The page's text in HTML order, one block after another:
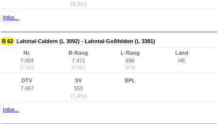
(8,3%)
Infos...
B 62 Lahntal-Caldern (L 3092) - Lahntal-Goßfelden (L 3381)
Nr.
7.004
(7.283)
B-Rang
7.471
(5.081)
L-Rang
696
(679)
Land
HE
DTV
7.467
SV
553
(7,4%)
BPL
Infos...